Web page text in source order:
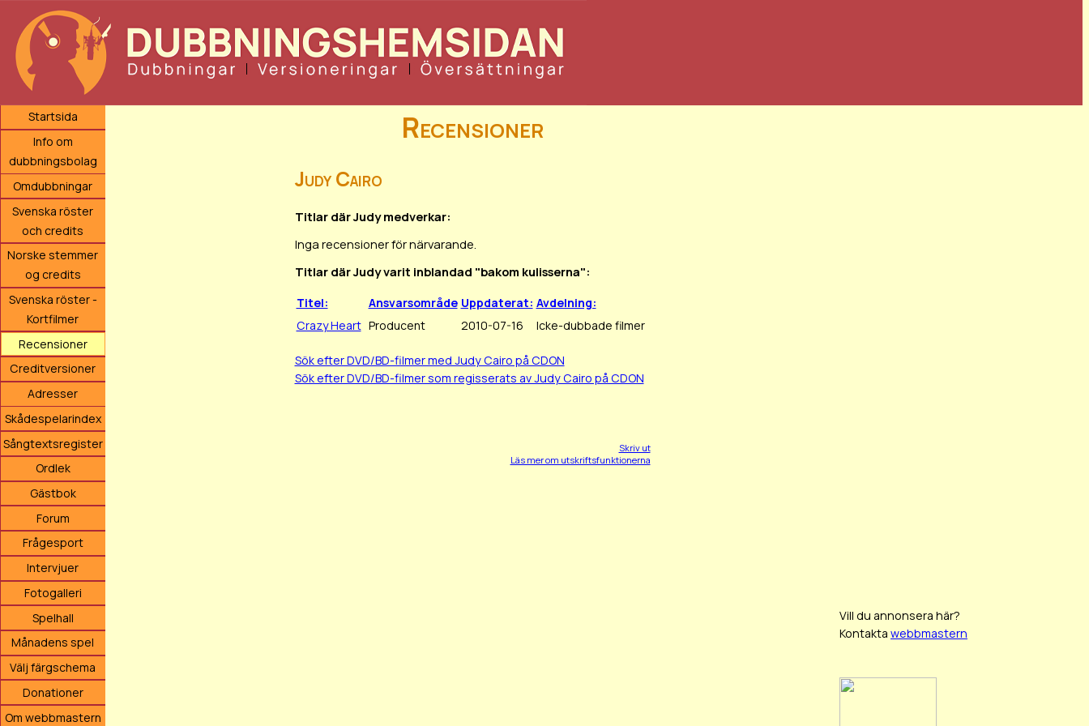
Startsida
Info om
dubbningsbolag
Omdubbningar
Svenska röster
och credits
Norske stemmer
og credits
Svenska röster -
Kortfilmer
Recensioner
Creditversioner
Adresser
Skådespelarindex
Sångtextsregister
Ordlek
Gästbok
Forum
Frågesport
Intervjuer
Fotogalleri
Spelhall
Månadens spel
Välj färgschema
Donationer
Om webbmastern
Recensioner
Judy Cairo
Titlar där Judy medverkar:
Inga recensioner för närvarande.
Titlar där Judy varit inblandad "bakom kulisserna":
Titel: Ansvarsområde Uppdaterat: Avdelning:
Crazy Heart Producent 2010-07-16 Icke-dubbade filmer
Sök efter DVD/BD-filmer med Judy Cairo på CDON
Sök efter DVD/BD-filmer som regisserats av Judy Cairo på CDON
Skriv ut
Läs mer om utskriftsfunktionerna
Vill du annonsera här?
Kontakta webbmastern